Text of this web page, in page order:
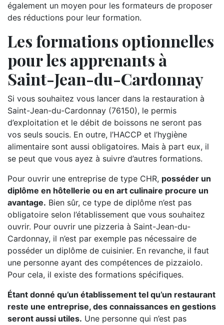
également un moyen pour les formateurs de proposer
des réductions pour leur formation.
Les formations optionnelles
pour les apprenants à
Saint-Jean-du-Cardonnay
Si vous souhaitez vous lancer dans la restauration à
Saint-Jean-du-Cardonnay (76150), le permis
d’exploitation et le débit de boissons ne seront pas
vos seuls soucis. En outre, l’HACCP et l’hygiène
alimentaire sont aussi obligatoires. Mais à part eux, il
se peut que vous ayez à suivre d’autres formations.
Pour ouvrir une entreprise de type CHR, posséder un
diplôme en hôtellerie ou en art culinaire procure un
avantage. Bien sûr, ce type de diplôme n’est pas
obligatoire selon l’établissement que vous souhaitez
ouvrir. Pour ouvrir une pizzeria à Saint-Jean-du-
Cardonnay, il n’est par exemple pas nécessaire de
posséder un diplôme de cuisinier. En revanche, il faut
une personne ayant des compétences de pizzaiolo.
Pour cela, il existe des formations spécifiques.
Étant donné qu’un établissement tel qu’un restaurant
reste une entreprise, des connaissances en gestions
seront aussi utiles. Une personne qui n’est pas